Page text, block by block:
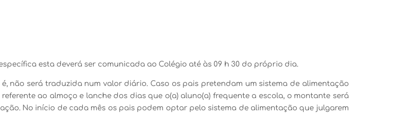
esta deverá ser comunicada ao Colégio até às 09 h 30 do próprio dia.
não será traduzida num valor diário. Caso os pais pretendam um sistema de alimentação
ao almoço e lanche dos dias que o(a) aluno(a) frequente a escola, o montante será
No início de cada mês os pais podem optar pelo sistema de alimentação que julgarem